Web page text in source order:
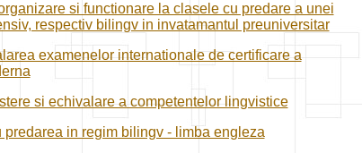
si functionare la clasele cu predare a unei
respectiv bilingv in invatamantul preuniversitar
examenelor internationale de certificare a
si echivalare a competentelor lingvistice
predarea in regim bilingv - limba engleza